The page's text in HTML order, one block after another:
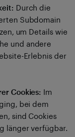
Durch die
Subdomain
um Details wie
und andere
Erlebnis der
Cookies: Im
bei dem
sind Cookies
länger verfügbar.